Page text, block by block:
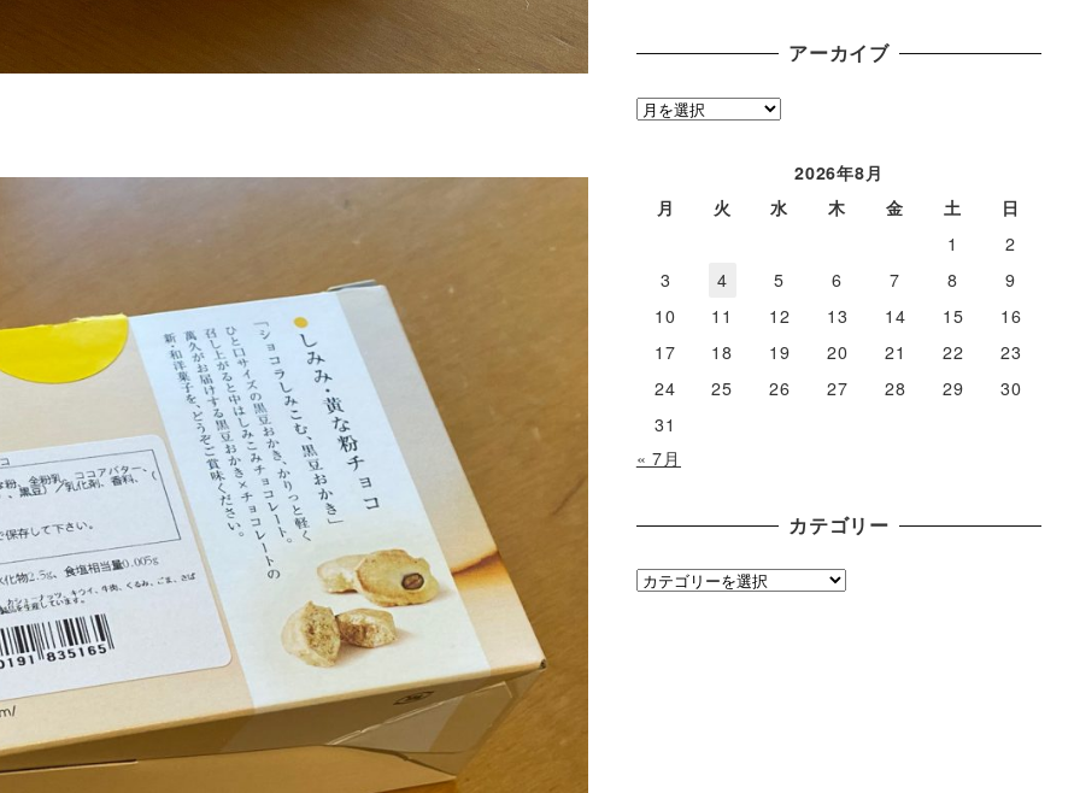
アーカイブ
ア
2026年8月
月
火 水 木 金 土
日
1
2
3
4 5 6 7 8
9
10
11 12 13 14 15
16
17
18 19 20 21 22
23
24
25 26 27 28 29
30
31
« 7月
カテゴリー
カ